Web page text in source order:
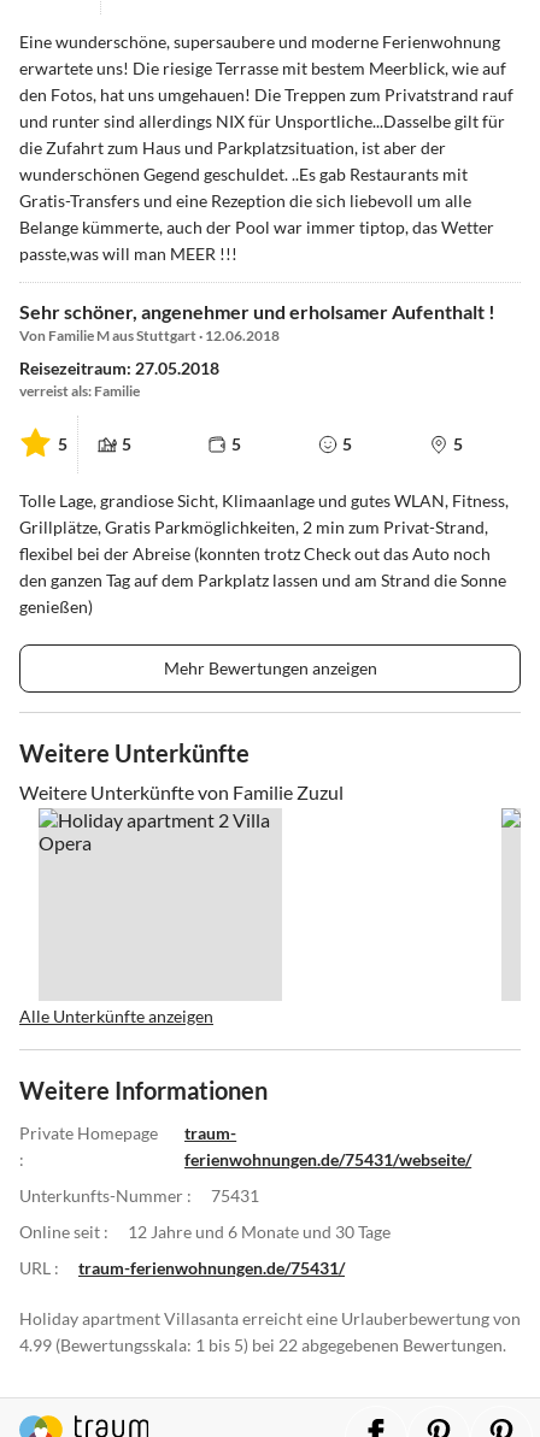
Eine wunderschöne, supersaubere und moderne Ferienwohnung
erwartete uns! Die riesige Terrasse mit bestem Meerblick, wie auf
den Fotos, hat uns umgehauen! Die Treppen zum Privatstrand rauf
und runter sind allerdings NIX für Unsportliche...Dasselbe gilt für
die Zufahrt zum Haus und Parkplatzsituation, ist aber der
wunderschönen Gegend geschuldet. ..Es gab Restaurants mit
Gratis-Transfers und eine Rezeption die sich liebevoll um alle
Belange kümmerte, auch der Pool war immer tiptop, das Wetter
passte,was will man MEER !!!
Sehr schöner, angenehmer und erholsamer Aufenthalt !
Von Familie M aus Stuttgart · 12.06.2018
Reisezeitraum: 27.05.2018
verreist als: Familie
5 5 5 5 5
Tolle Lage, grandiose Sicht, Klimaanlage und gutes WLAN, Fitness,
Grillplätze, Gratis Parkmöglichkeiten, 2 min zum Privat-Strand,
flexibel bei der Abreise (konnten trotz Check out das Auto noch
den ganzen Tag auf dem Parkplatz lassen und am Strand die Sonne
genießen)
Mehr Bewertungen anzeigen
Weitere Unterkünfte
Weitere Unterkünfte von Familie Zuzul
Alle Unterkünfte anzeigen
Weitere Informationen
Private Homepage
:
traum-
ferienwohnungen.de/75431/webseite/
Unterkunfts-Nummer :
75431
Online seit :
12 Jahre und 6 Monate und 30 Tage
URL :
traum-ferienwohnungen.de/75431/
Holiday apartment Villasanta erreicht eine Urlauberbewertung von
4.99 (Bewertungsskala: 1 bis 5) bei 22 abgegebenen Bewertungen.